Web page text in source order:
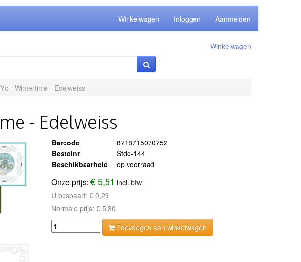
Winkelwagen Inloggen Aanmelden
Winkelwagen
- Wintertime - Edelweiss
- Edelweiss
Barcode
8718715070752
Bestelnr
Stdo-144
Beschikbaarheid
op voorraad
Onze prijs:€ 5,51 incl. btw
U bespaart:€ 0,29
Normale prijs:€ 5,80
Toevoegen aan winkelwagen